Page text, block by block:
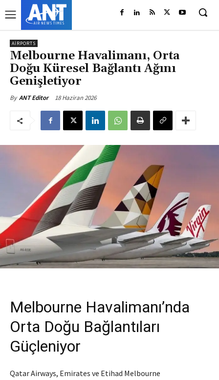
AIRPORTS
Melbourne Havalimanı, Orta
Doğu Küresel Bağlantı Ağını
Genişletiyor
By ANT Editor 18 Haziran 2026
Melbourne Havalimanı’nda
Orta Doğu Bağlantıları
Güçleniyor
Qatar Airways, Emirates ve Etihad Melbourne